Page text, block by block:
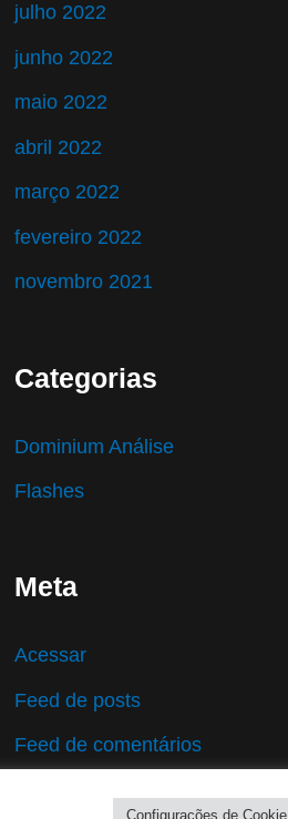
julho 2022
junho 2022
maio 2022
abril 2022
março 2022
fevereiro 2022
novembro 2021
Categorias
Dominium Análise
Flashes
Meta
Acessar
Feed de posts
Feed de comentários
Configurações de Cookie